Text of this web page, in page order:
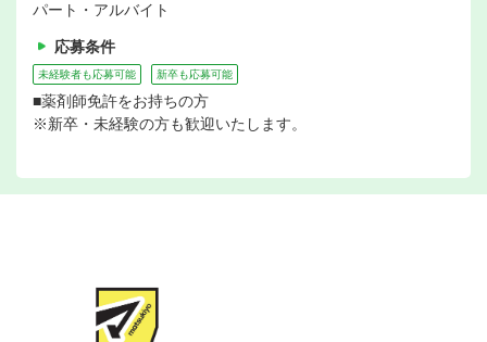
パート・アルバイト
応募条件
未経験者も応募可能 新卒も応募可能
■薬剤師免許をお持ちの方
※新卒・未経験の方も歓迎いたします。